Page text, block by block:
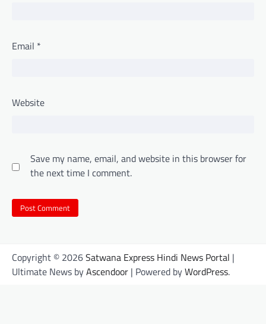
Email *
Website
Save my name, email, and website in this browser for
the next time I comment.
Copyright © 2026Satwana Express Hindi News Portal |
Ultimate News byAscendoor | Powered byWordPress.